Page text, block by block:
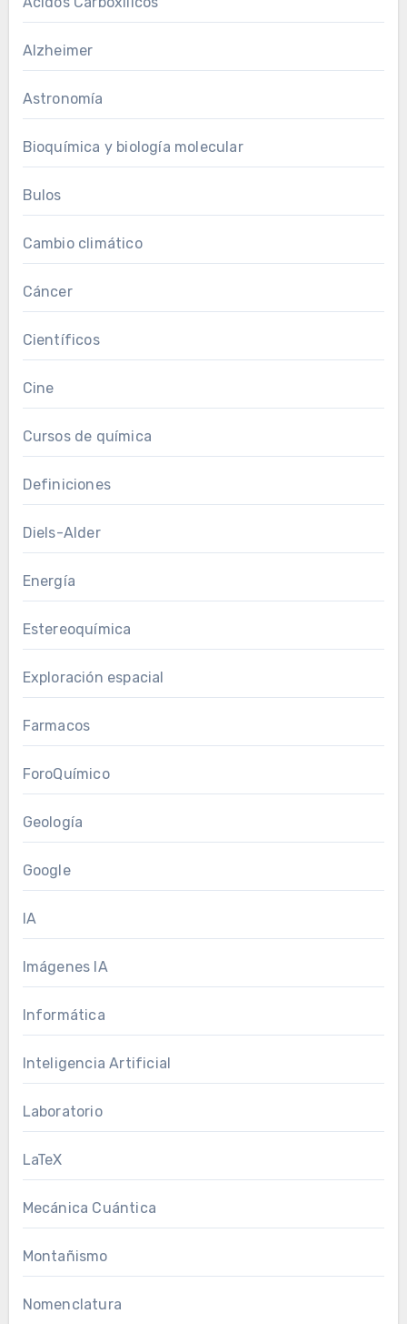
Alzheimer
Astronomía
Bioquímica y biología molecular
Bulos
Cambio climático
Cáncer
Científicos
Cine
Cursos de química
Definiciones
Diels-Alder
Energía
Estereoquímica
Exploración espacial
Farmacos
ForoQuímico
Geología
Google
IA
Imágenes IA
Informática
Inteligencia Artificial
Laboratorio
LaTeX
Mecánica Cuántica
Montañismo
Nomenclatura